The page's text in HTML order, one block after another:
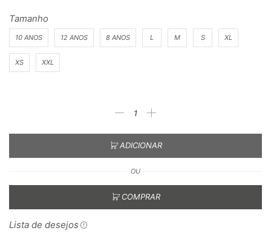
Tamanho
10 ANOS 12 ANOS 8 ANOS L M S XL
XS XXL
ADICIONAR
OU
COMPRAR
Lista de desejos